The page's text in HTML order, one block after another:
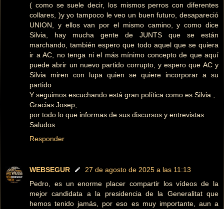
( como se suele decir, los mismos perros con diferentes
collares, )y yo tampoco le veo un buen futuro, desapareció
UNION, y ellos van por el mismo camino, y como dice
Silvia, hay mucha gente de JUNTS que se están
marchando, también espero que todo aquel que se quiera
ir a AC, no tenga ni el más mínimo concepto de que aquí
puede abrir un nuevo partido corrupto, y espero que AC y
Silvia miren con lupa quien se quiere incorporar a su
partido
Y seguimos escuchando está gran política como es Silvia ,
Gracias Josep,
por todo lo que informas de sus discursos y entrevistas
Saludos
Responder
WEBSEGUR
27 de agosto de 2025 a las 11:13
Pedro, es un enorme placer compartir los vídeos de la
mejor candidata a la presidencia de la Generalitat que
hemos tenido jamás, por eso es muy importante, aun a